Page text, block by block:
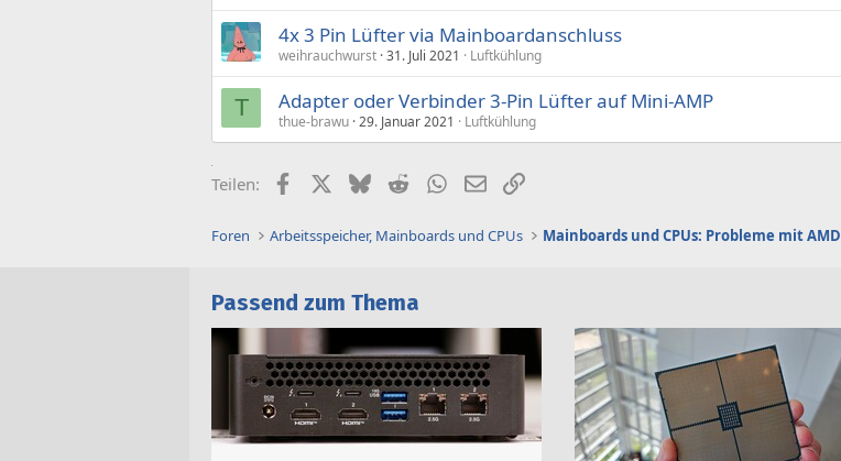
4x 3 Pin Lüfter via Mainboardanschluss
weihrauchwurst 31. Juli 2021 Luftkühlung
T Adapter oder Verbinder 3-Pin Lüfter auf Mini-AMP
thue-brawu 29. Januar 2021 Luftkühlung
Teilen: FacebookX (Twitter)
BlueskyRedditWhatsApp
E-MailLink
Foren Arbeitsspeicher, Mainboards und CPUs Mainboards und CPUs: Probleme mit AMD
Passend zum Thema